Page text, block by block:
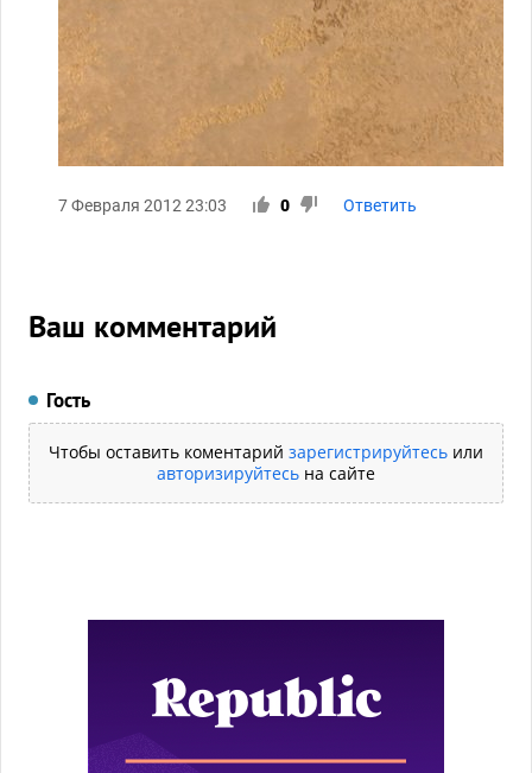
7 Февраля 2012 23:03 0 Ответить
Ваш комментарий
Гость
Чтобы оставить коментарий зарегистрируйтесь или
авторизируйтесь на сайте